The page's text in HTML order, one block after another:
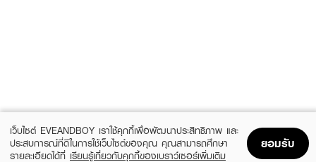
เว็บไซต์ EVEANDBOY เราใช้คุกกี้เพื่อพัฒนาประสิทธิภาพ และ
ประสบการณ์ที่ดีในการใช้เว็บไซต์ของคุณ คุณสามารถศึกษา
รายละเอียดได้ที่ เรียนรู้เกี่ยวกับคุกกี้ของเบราว์เซอร์เพิ่มเติม
ยอมรับ